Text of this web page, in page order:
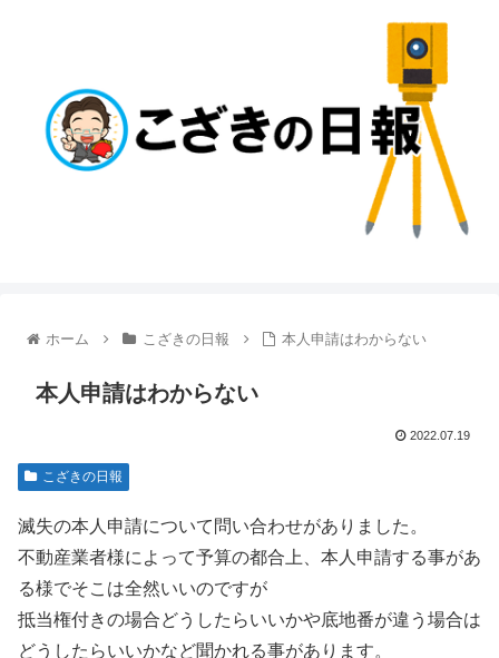
ホーム こざきの日報 本人申請はわからない
本人申請はわからない
2022.07.19
こざきの日報
滅失の本人申請について問い合わせがありました。
不動産業者様によって予算の都合上、本人申請する事があ
る様でそこは全然いいのですが
抵当権付きの場合どうしたらいいかや底地番が違う場合は
どうしたらいいかなど聞かれる事があります。